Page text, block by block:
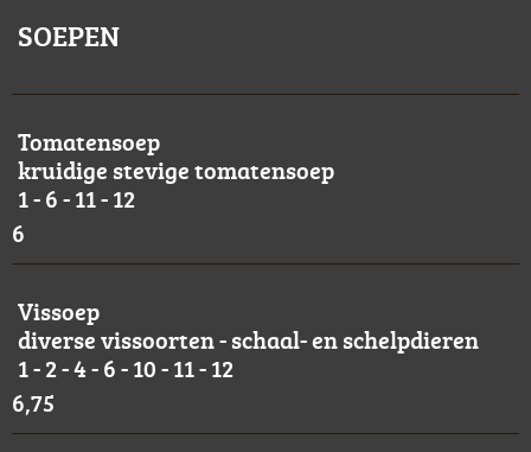
SOEPEN
Tomatensoep
kruidige stevige tomatensoep
1 - 6 - 11 - 12
6
Vissoep
diverse vissoorten - schaal- en schelpdieren
1 - 2 - 4 - 6 - 10 - 11 - 12
6,75